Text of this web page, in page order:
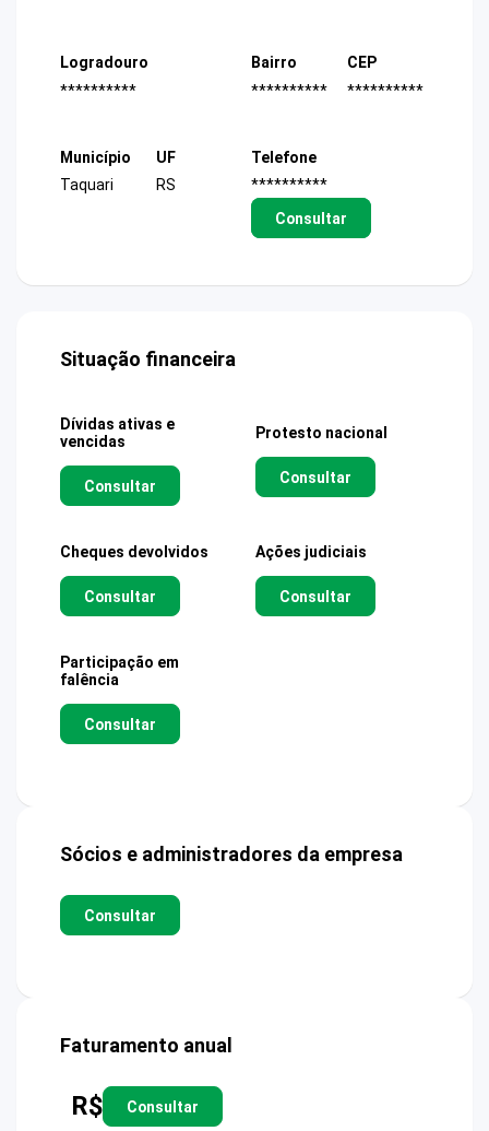
Logradouro
**********
Bairro
**********
CEP
**********
Município
Taquari
UF
RS
Telefone
**********
Consultar
Situação financeira
Dívidas ativas e
vencidas
Consultar
Protesto nacional
Consultar
Cheques devolvidos
Consultar
Ações judiciais
Consultar
Participação em
falência
Consultar
Sócios e administradores da empresa
Consultar
Faturamento anual
R$ Consultar